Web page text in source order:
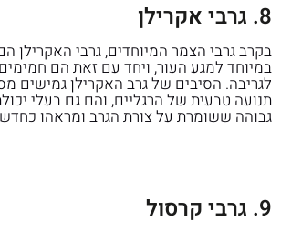
8. גרבי אקרילן
בקרב גרבי הצמר המיוחדים, גרבי האקרילן
במיוחד למגע העור, ויחד עם זאת הם
לגריבה. הסיבים של גרב האקרילן גמישים
תנועה טבעית של הרגליים, והם גם בעלי
גבוהה ששומרת על צורת הגרב ומראהו
9. גרבי קרסול